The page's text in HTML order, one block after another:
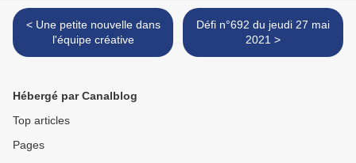
< Une petite nouvelle dans
l'équipe créative
Défi n°692 du jeudi 27 mai
2021 >
Hébergé par Canalblog
Top articles
Pages